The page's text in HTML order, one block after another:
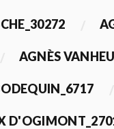
AGNÈS